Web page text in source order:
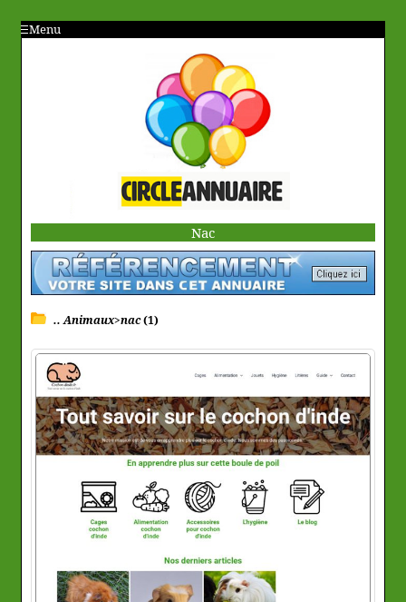
Menu
Nac
.. Animaux>nac(1)